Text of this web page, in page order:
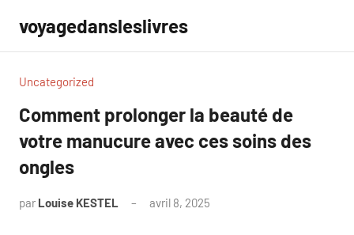
contenu
voyagedansleslivres
Uncategorized
Comment prolonger la beauté de
votre manucure avec ces soins des
ongles
par Louise KESTEL avril 8, 2025